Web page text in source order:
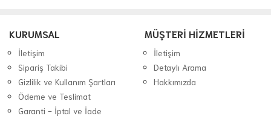
KURUMSAL
İletişim
Sipariş Takibi
Gizlilik ve Kullanım Şartları
Ödeme ve Teslimat
Garanti - İptal ve İade
MÜŞTERİ HİZMETLERİ
İletişim
Detaylı Arama
Hakkımızda